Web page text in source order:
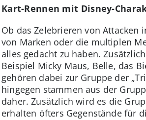
Kart-Rennen mit Disney-
Ob das Zelebrieren von Attacken
von Marken oder die multiplen
alles gedacht zu haben.
Beispiel Micky Maus, Belle, das
gehören dabei zur Gruppe der
hingegen stammen aus der
daher. Zusätzlich wird es die
erhalten öfters Gegenstände für